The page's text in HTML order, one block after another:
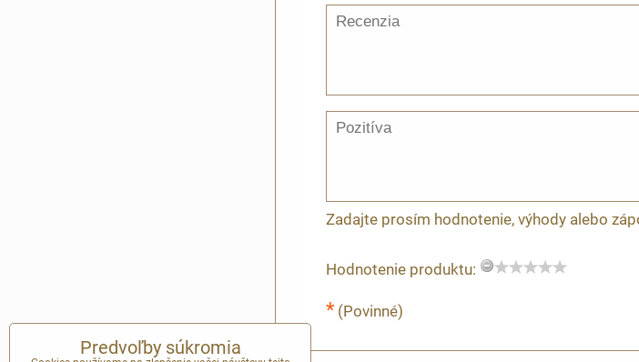
Zadajte prosím hodnotenie, výhody alebo
Hodnotenie produktu:
* (Povinné)
Predvoľby súkromia